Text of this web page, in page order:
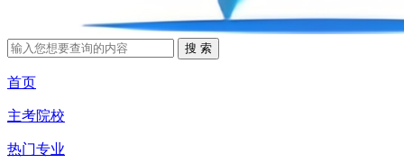
首页
主考院校
热门专业